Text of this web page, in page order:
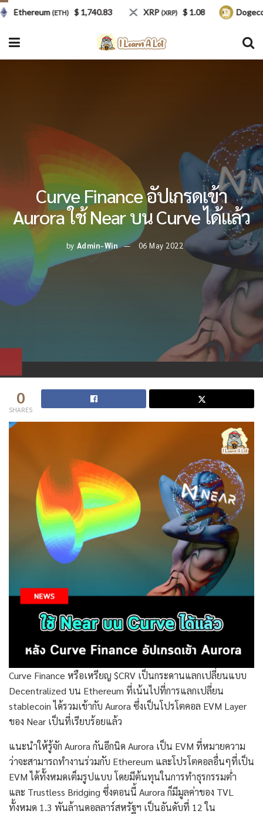
Curve Finance อัปเกรดเข้า
Aurora ใช้ Near บน Curve ได้แล้ว
by Admin-Win 06 May 2022
0
SHARES
Curve Finance หรือเหรียญ $CRV เป็นกระดานแลกเปลี่ยนแบบ
Decentralized บน Ethereum ที่เน้นไปที่การแลกเปลี่ยน
stablecoin ได้รวมเข้ากับ Aurora ซึ่งเป็นโปรโตคอล EVM Layer
ของ Near เป็นที่เรียบร้อยแล้ว
แนะนำให้รู้จัก Aurora กันอีกนิด Aurora เป็น EVM ที่หมายความ
ว่าจะสามารถทำงานร่วมกับ Ethereum และโปรโตคอลอื่นๆที่เป็น
EVM ได้ทั้งหมดเต็มรูปแบบ โดยมีต้นทุนในการทำธุรกรรมต่ำ
และ Trustless Bridging ซึ่งตอนนี้ Aurora ก็มีมูลค่าของ TVL
ทั้งหมด 1.3 พันล้านดอลลาร์สหรัฐฯ เป็นอันดับที่ 12 ใน
(ETH) $ 1,740.83 XRP(XRP) $ 1.08 Dogecoin